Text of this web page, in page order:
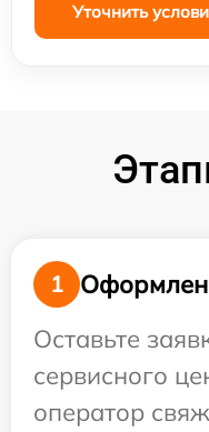
Уточнить
1
Оставьте
сервисного
оператор